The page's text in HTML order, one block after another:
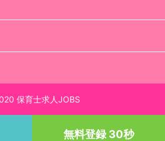
保育士求人JOBS
無料登録 30秒